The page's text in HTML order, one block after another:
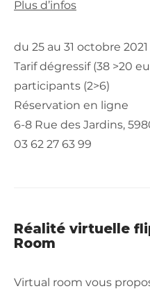
Plus d’infos
du 25 au 31 octobre 2021
Tarif dégressif (38 >20
participants (2>6)
Réservation en ligne
6-8 Rue des Jardins,
03 62 27 63 99
Réalité virtuelle
Room
Virtual room vous